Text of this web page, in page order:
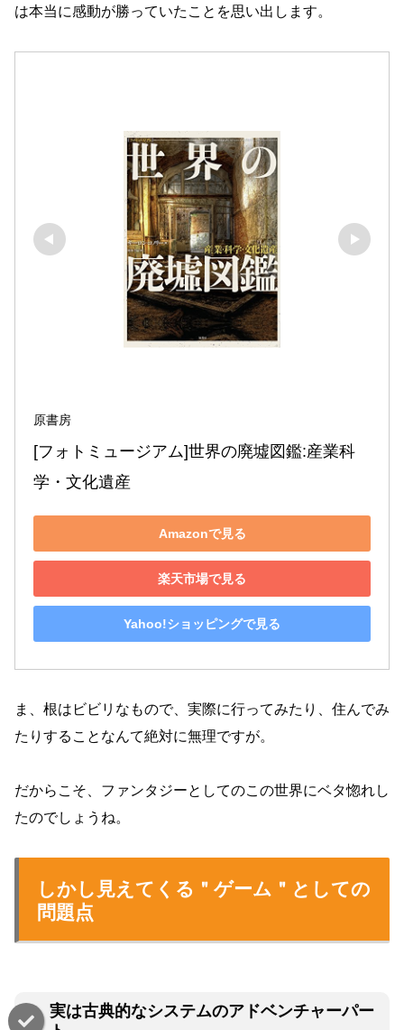
は本当に感動が勝っていたことを思い出します。
原書房
[フォトミュージアム]世界の廃墟図鑑:産業科
学・文化遺産
Amazonで見る
楽天市場で見る
Yahoo!ショッピングで見る
ま、根はビビリなもので、実際に行ってみたり、住んでみ
たりすることなんて絶対に無理ですが。
だからこそ、ファンタジーとしてのこの世界にベタ惚れし
たのでしょうね。
しかし見えてくる＂ゲーム＂としての
問題点
実は古典的なシステムのアドベンチャーパー